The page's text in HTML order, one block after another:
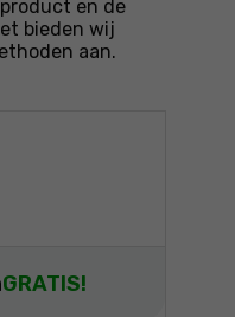
en de
bieden wij
aan.
GRATIS!